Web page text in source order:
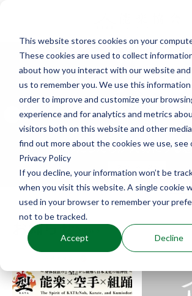
This website stores cookies on your
These cookies are used to collect
about how you interact with our website and
us to remember you. We use this information
order to improve and customize your
experience and for analytics and metrics
visitors both on this website and other
find out more about the cookies we use, see
Privacy Policy
If you decline, your information won’t be
when you visit this website. A single cookie
used in your browser to remember your
not to be tracked.
Accept Decline
お知らせ